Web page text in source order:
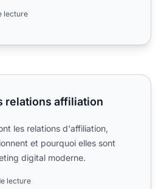
lecture
affiliation
relations affiliation
les relations d'affiliation,
et pourquoi elles sont
digital moderne.
lecture